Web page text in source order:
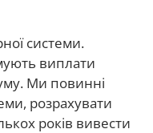
системи.
виплати
Ми повинні
розрахувати
років вивести